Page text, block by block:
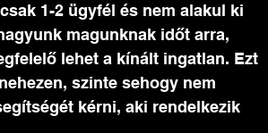
1-2 ügyfél és nem alakul ki
magunknak időt arra,
lehet a kínált ingatlan. Ezt
szinte sehogy nem
kérni, aki rendelkezik